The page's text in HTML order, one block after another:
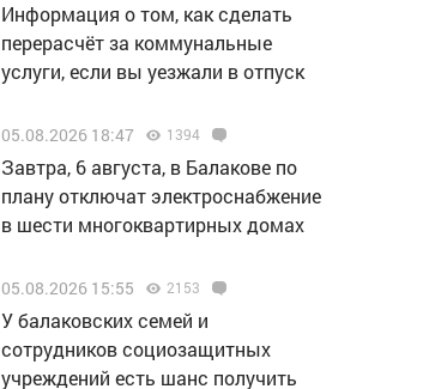
Информация о том, как сделать
перерасчёт за коммунальные
услуги, если вы уезжали в отпуск
05.08.2026 18:47 1394
Завтра, 6 августа, в Балакове по
плану отключат электроснабжение
в шести многоквартирных домах
05.08.2026 15:55 2153
У балаковских семей и
сотрудников социозащитных
учреждений есть шанс получить